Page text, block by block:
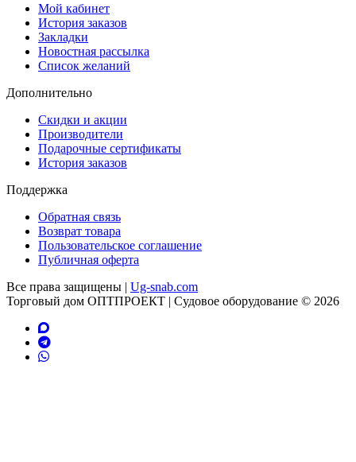
Мой кабинет
История заказов
Закладки
Новостная рассылка
Список желаний
Дополнительно
Скидки и акции
Производители
Подарочные сертификаты
История заказов
Поддержка
Обратная связь
Возврат товара
Пользовательское соглашение
Публичная оферта
Все права защищены | Ug-snab.com
Торговый дом ОПТПРОЕКТ | Судовое оборудование © 2026